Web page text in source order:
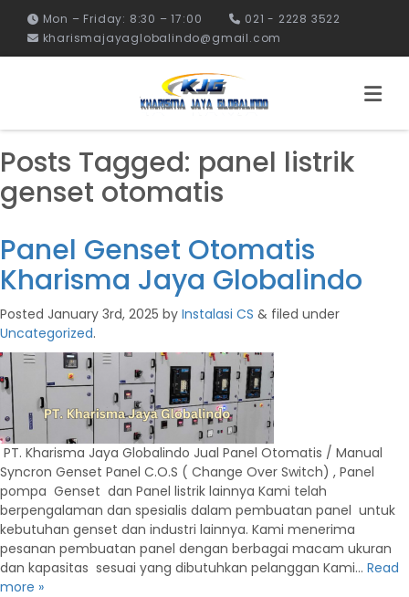
Mon – Friday: 8:30 – 17:00
021 - 2228 3522
kharismajayaglobalindo@gmail.com
Posts Tagged: panel listrik
genset otomatis
Panel Genset Otomatis
Kharisma Jaya Globalindo
Posted January 3rd, 2025 by Instalasi CS & filed under
Uncategorized.
PT. Kharisma Jaya Globalindo Jual Panel Otomatis / Manual
Syncron Genset Panel C.O.S ( Change Over Switch) , Panel
pompa Genset dan Panel listrik lainnya Kami telah
berpengalaman dan spesialis dalam pembuatan panel untuk
kebutuhan genset dan industri lainnya. Kami menerima
pesanan pembuatan panel dengan berbagai macam ukuran
dan kapasitas sesuai yang dibutuhkan pelanggan Kami… Read
more »